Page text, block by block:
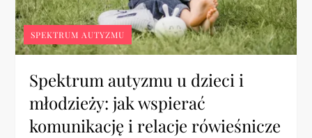
SPEKTRUM AUTYZMU
Spektrum autyzmu u dzieci i
młodzieży: jak wspierać
komunikację i relacje rówieśnicze